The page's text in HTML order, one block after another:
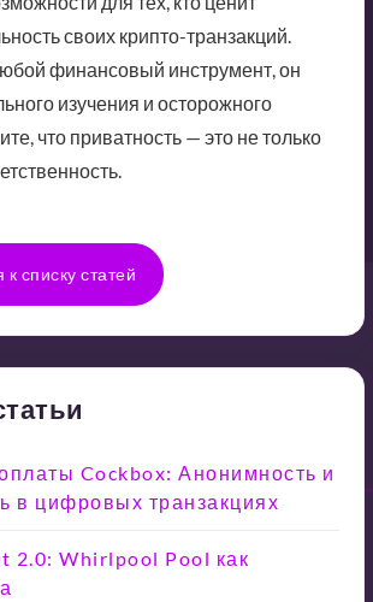
своих крипто-транзакций.
финансовый инструмент, он
изучения и осторожного
что приватность — это не только
списку статей
Cockbox: Анонимность и
в цифровых транзакциях
2.0: Whirlpool Pool как